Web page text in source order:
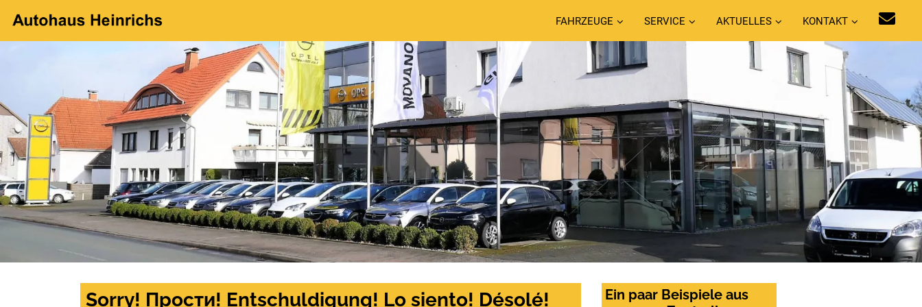
FAHRZEUGE SERVICE AKTUELLES KONTAKT
Sorry! Прости! Entschuldigung! Lo siento! Désolé!
Ein paar Beispiele aus